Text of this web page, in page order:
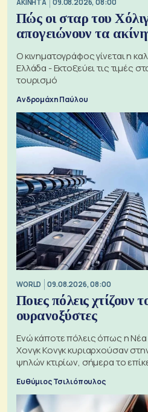
ΑΚΙΝΗΤΑ 09.08.2026, 08:00
Πώς οι σταρ του
απογειώνουν τα
Ο κινηματογράφος γίνεται η
Ελλάδα - Εκτοξεύει τις τιμές
τουρισμό
Ανδρομάχη Παύλου
WORLD 09.08.2026, 08:00
Ποιες πόλεις χτίζουν
ουρανοξύστες
Ενώ κάποτε πόλεις όπως η Νέα
Χονγκ Κονγκ κυριαρχούσαν
ψηλών κτιρίων, σήμερα το
Ευθύμιος Τσιλιόπουλος